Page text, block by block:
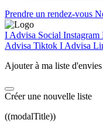
Prendre un rendez-vous
I Advisa Social Instagram
Advisa Tiktok I Advisa
Ajouter à ma liste d'envies
Créer une nouvelle liste
((modalTitle))